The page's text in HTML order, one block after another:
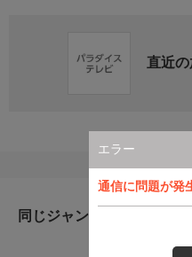
エラー
通信に問題が発
直近
同じジャンルのおすすめ番